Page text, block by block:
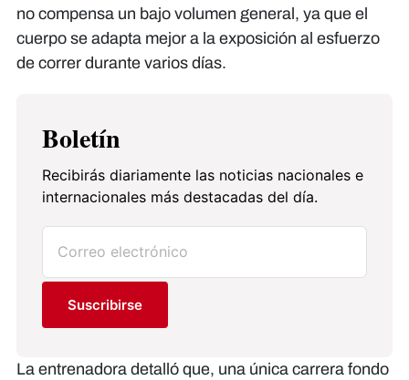
no compensa un bajo volumen general, ya que el
cuerpo se adapta mejor a la exposición al esfuerzo
de correr durante varios días.
Boletín
Recibirás diariamente las noticias nacionales e
internacionales más destacadas del día.
Suscribirse
La entrenadora detalló que, una única carrera fondo